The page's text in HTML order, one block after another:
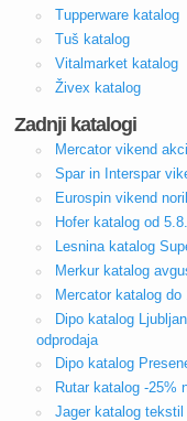
Tupperware katalog
Tuš katalog
Vitalmarket katalog
Živex katalog
Zadnji katalogi
Mercator vikend
Spar in Interspar
Eurospin vikend
Hofer katalog od 5.8.
Lesnina katalog
Merkur katalog
Mercator katalog do
Dipo katalog
odprodaja
Dipo katalog
Rutar katalog -25%
Jager katalog tekstil